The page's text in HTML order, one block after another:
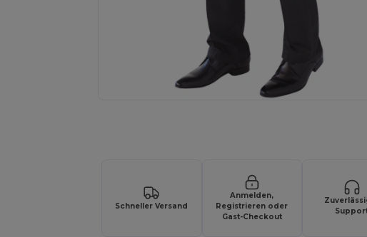
Schneller Versand
Anmelden,
Registrieren oder
Gast-Checkout